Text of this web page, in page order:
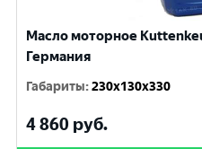
Масло моторное
Германия
Габариты:230x130x330
4 860 руб.